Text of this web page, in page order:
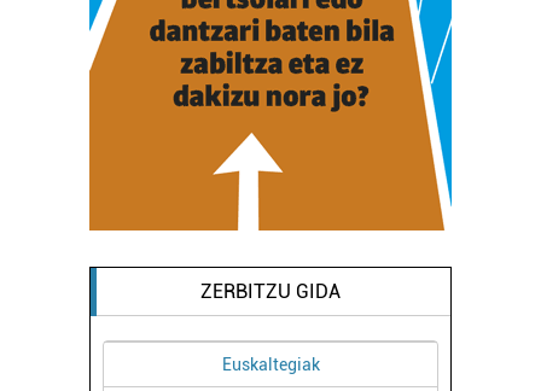
ZERBITZU GIDA
Euskaltegiak